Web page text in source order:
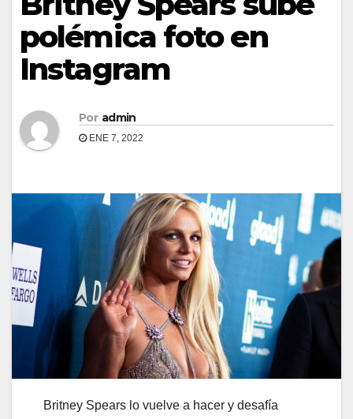
polémica foto en
Instagram
Por admin
ENE 7, 2022
Britney Spears lo vuelve a hacer y desafía